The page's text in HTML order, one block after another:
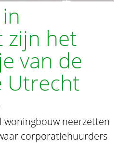
zijn het
van de
Utrecht
woningbouw neerzetten
corporatiehuurders